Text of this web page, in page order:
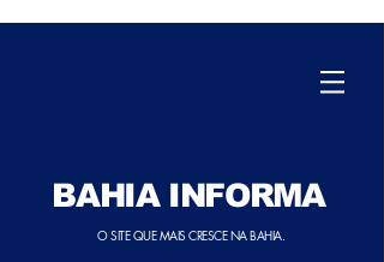
BAHIA INFORMA
O SITE QUE MAIS CRESCE NA BAHIA.